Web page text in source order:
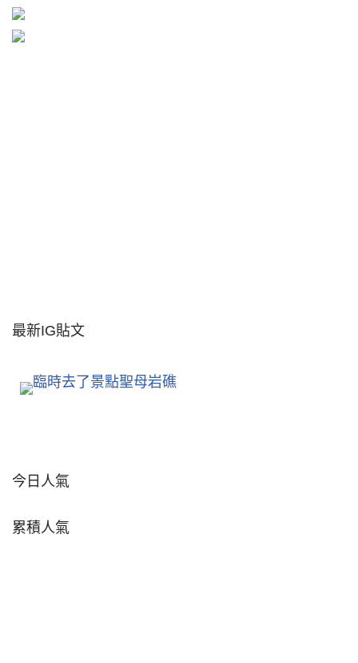
最新IG貼文
今日人氣
累積人氣